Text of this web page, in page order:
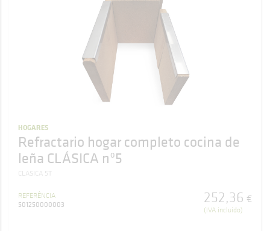
HOGARES
Refractario hogar completo cocina de
leña CLÁSICA nº5
CLASICA 5T
REFERÊNCIA
501250000003
252,36 €
(IVA incluído)